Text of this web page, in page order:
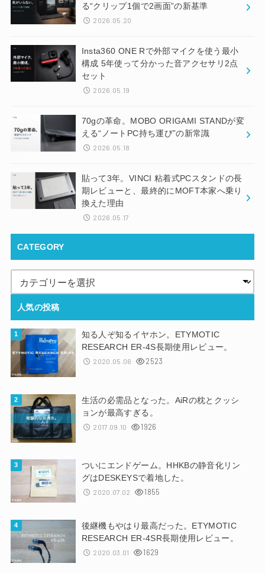
る“クリップ1個で2画面”の新基準
2026.05.20
Insta360 ONE Rで外部マイクを使う最小
構成 5年使って分かった音アクセサリ2点
セット
2026.05.19
70gの革命。MOBO ORIGAMI STANDが変
える“ノートPC持ち運び”の新常識
2026.05.18
貼って3年。VINCI 粘着式PCスタンドの長
期レビューと、最終的にMOFT本家へ乗り
換えた理由
2026.05.17
CATEGORY
人気の投稿
知る人ぞ知るイヤホン。ETYMOTIC
RESEARCH ER-4S長期使用レビュー。
2020.05.06 2523
生活の必需品となった。AiRの枕とクッシ
ョンが最高すぎる。
2017.09.10 1926
ついにエンドゲーム。HHKBの静音化リン
グはDESKEYSで着地した。
2020.07.02 1855
後継機もやはり最高だった。ETYMOTIC
RESEARCH ER-4SR長期使用レビュー。
2020.03.01 1629